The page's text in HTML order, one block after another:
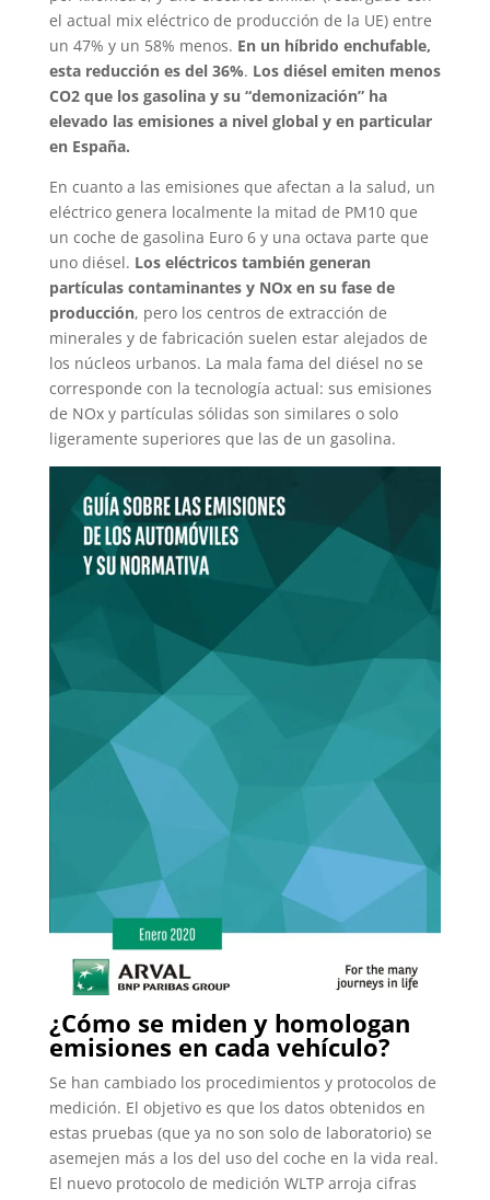
el actual mix eléctrico de producción de la UE) entre
un 47% y un 58% menos. En un híbrido enchufable,
esta reducción es del 36%. Los diésel emiten menos
CO2 que los gasolina y su “demonización” ha
elevado las emisiones a nivel global y en particular
en España.
En cuanto a las emisiones que afectan a la salud, un
eléctrico genera localmente la mitad de PM10 que
un coche de gasolina Euro 6 y una octava parte que
uno diésel. Los eléctricos también generan
partículas contaminantes y NOx en su fase de
producción, pero los centros de extracción de
minerales y de fabricación suelen estar alejados de
los núcleos urbanos. La mala fama del diésel no se
corresponde con la tecnología actual: sus emisiones
de NOx y partículas sólidas son similares o solo
ligeramente superiores que las de un gasolina.
¿Cómo se miden y homologan
emisiones en cada vehículo?
Se han cambiado los procedimientos y protocolos de
medición. El objetivo es que los datos obtenidos en
estas pruebas (que ya no son solo de laboratorio) se
asemejen más a los del uso del coche en la vida real.
El nuevo protocolo de medición WLTP arroja cifras